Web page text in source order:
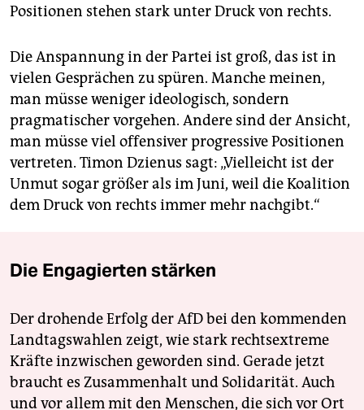
Positionen stehen stark unter Druck von rechts.
Die Anspannung in der Partei ist groß, das ist in
vielen Gesprächen zu spüren. Manche meinen,
man müsse weniger ideologisch, sondern
pragmatischer vorgehen. Andere sind der Ansicht,
man müsse viel offensiver progressive Positionen
vertreten. Timon Dzienus sagt: „Vielleicht ist der
Unmut sogar größer als im Juni, weil die Koalition
dem Druck von rechts immer mehr nachgibt.“
Die Engagierten stärken
Der drohende Erfolg der AfD bei den kommenden
Landtagswahlen zeigt, wie stark rechtsextreme
Kräfte inzwischen geworden sind. Gerade jetzt
braucht es Zusammenhalt und Solidarität. Auch
und vor allem mit den Menschen, die sich vor Ort